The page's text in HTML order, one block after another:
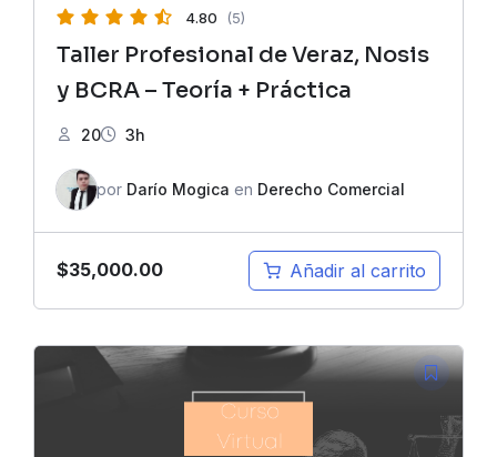
4.80 (5)
Taller Profesional de Veraz, Nosis
y BCRA – Teoría + Práctica
20 3h
por Darío Mogica en Derecho Comercial
$35,000.00 Añadir al carrito